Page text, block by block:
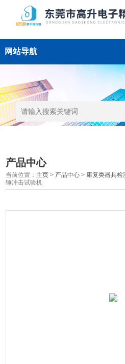
网站导航
产品中心
当前位置： 主页 > 产品中心 > 康复类器具检
锤冲击试验机